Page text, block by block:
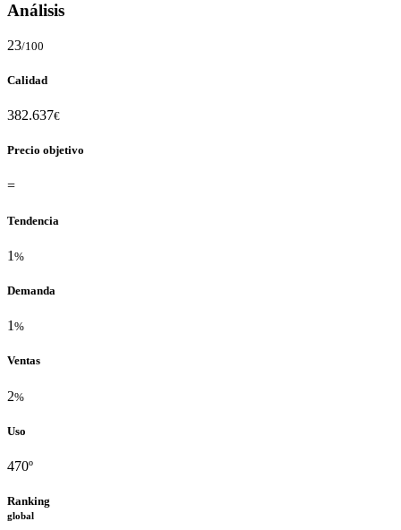
Análisis
23/100
Calidad
382.637€
Precio objetivo
=
Tendencia
1 %
Demanda
1 %
Ventas
2%
Uso
470º
Ranking
global